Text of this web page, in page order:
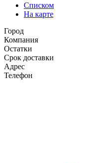
Списком
На карте
Город
Компания
Остатки
Срок доставки
Адрес
Телефон